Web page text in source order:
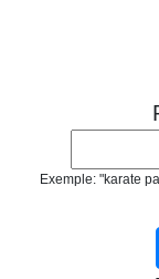
Exemple: "karate